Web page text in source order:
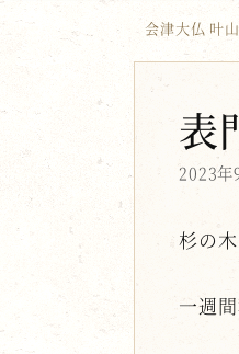
会津大仏 叶
表
2023年
杉の
一週